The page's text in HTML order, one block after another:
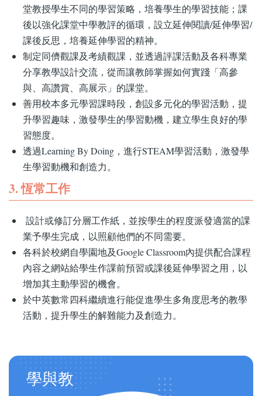
堂教授學生不同的學習策略，培養學生的學習技能；課
後以強化課堂中學教評的循環，設立延伸閱讀/延伸學習/
課後反思，培養延伸學習的精神。
制定同儕觀課及考績觀課，並透過評課活動及各科專業
分享教學設計交流，從而讓教師掌握如何實踐「高參
與、高讚賞、高展示」的課堂。
善用校本多元學習課時段，創設多元化的學習活動，提
升學習趣味，激發學生的學習動機，建立學生良好的學
習態度。
透過Learning By Doing，進行STEAM學習活動，激發學
生學習動機和創造力。
3. 恆常工作
設計或修訂分層工作紙，並按學生的程度派發適當的課
業予學生完成，以照顧他們的不同需要。
各科於校網自學園地及Google Classroom內提供配合課程
內容之網站給學生作課前預習或課後延伸學習之用，以
增加其主動學習的機會。
於中英數常四科繼續進行能促進學生多角度思考的教學
活動，提升學生的解難能力及創造力。
Main
navigation
學與教